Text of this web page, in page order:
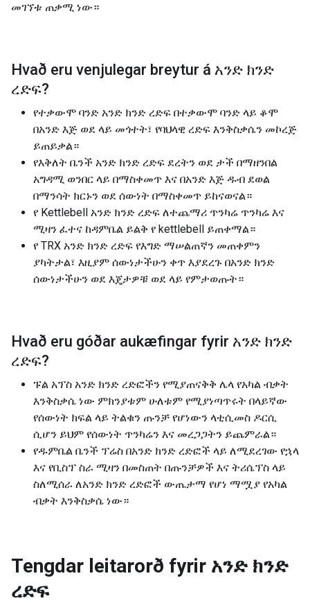
መገኘቱ ጠቃሚ ነው።
Hvað eru venjulegar breytur á አንድ ክንድ
ረድፍ?
የተቃውሞ ባንድ አንድ ክንድ ረድፍ በተቃውሞ ባንድ ላይ ቆሞ
በአንድ እጅ ወደ ላይ መጎተት፣ የባህላዊ ረድፍ እንቅስቃሴን መኮረጅ
ይጠይቃል።
የእቅለት ቤንች አንድ ክንድ ረድፍ ደረትን ወደ ታች በማዘንበል
አግዳሚ ወንበር ላይ በማስቀመጥ እና በአንድ እጅ ዱብ ደወል
በማንሳት ክርኑን ወደ ሰውነት በማስቀመጥ ይከናወናል።
የ Kettlebell አንድ ክንድ ረድፍ ለተጨማሪ ጥንካሬ ጥንካሬ እና
ሚዛን ፈተና ከዳምቤል ይልቅ የ kettlebell ይጠቀማል።
የ TRX አንድ ክንድ ረድፍ የእግድ ማሠልጠኛን መጠቀምን
ያካትታል፣ እዚያም ሰውነታችሁን ቀጥ እያደረጉ በአንድ ክንድ
ሰውነታችሁን ወደ እጄታዎቹ ወደ ላይ የምታወጡት።
Hvað eru góðar aukæfingar fyrir አንድ ክንድ
ረድፍ?
ፑል አፕስ አንድ ክንድ ረድፎችን የሚያጠናቅቅ ሌላ የአካል ብቃት
እንቅስቃሴ ነው ምክንያቱም ሁለቱም የሚያነጣጥሩት በላይኛው
የሰውነት ክፍል ላይ ትልቁን ጡንቻ የሆነውን ላቲሲመስ ዶርሲ
ሲሆን ይህም የሰውነት ጥንካሬን እና መረጋጋትን ይጨምራል።
የዱምቤል ቤንች ፕሬስ በአንድ ክንድ ረድፎች ላይ ለሚደረገው የኋላ
እና የቢስፕ ስራ ሚዛን በመስጠት በጡንቻዎች እና ትሪሴፕስ ላይ
ስለሚሰራ ለአንድ ክንድ ረድፎች ውጤታማ የሆነ ማሟያ የአካል
ብቃት እንቅስቃሴ ነው።
Tengdar leitarorð fyrir አንድ ክንድ
ረድፍ